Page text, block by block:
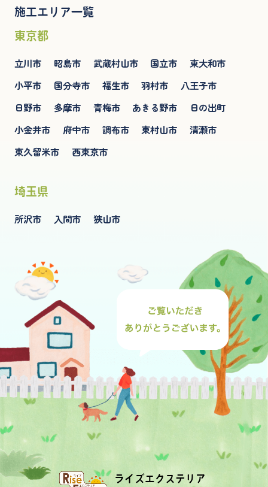
施工エリア一覧
東京都
立川市 昭島市 武蔵村山市 国立市
東大和市
小平市
国分寺市 福生市 羽村市
八王子市
日野市
多摩市 青梅市 あきる野市
日の出町
小金井市
府中市 調布市 東村山市
清瀬市
東久留米市
西東京市
埼玉県
所沢市 入間市 狭山市
ライズエクステリア